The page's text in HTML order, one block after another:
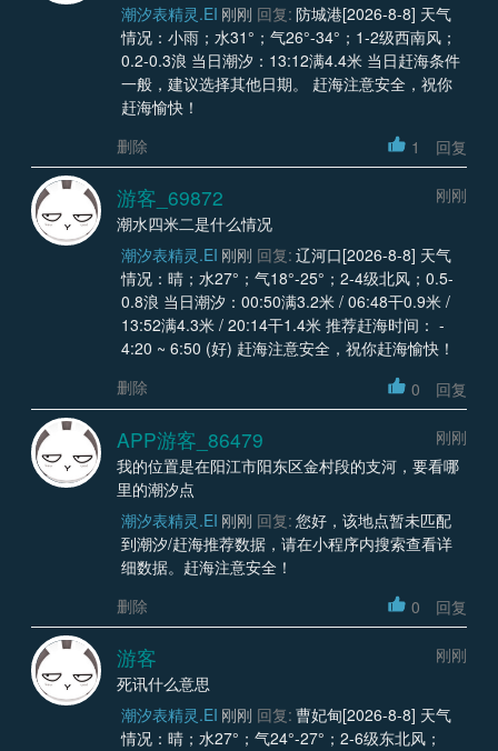
潮汐表精灵.EI 刚刚 回复: 防城港[2026-8-8] 天气
情况：小雨；水31°；气26°-34°；1-2级西南风；
0.2-0.3浪 当日潮汐：13:12满4.4米 当日赶海条件
一般，建议选择其他日期。 赶海注意安全，祝你
赶海愉快！
删除
1 回复
游客_69872
刚刚
潮水四米二是什么情况
潮汐表精灵.EI 刚刚 回复: 辽河口[2026-8-8] 天气
情况：晴；水27°；气18°-25°；2-4级北风；0.5-
0.8浪 当日潮汐：00:50满3.2米 / 06:48干0.9米 /
13:52满4.3米 / 20:14干1.4米 推荐赶海时间： -
4:20 ~ 6:50 (好) 赶海注意安全，祝你赶海愉快！
删除
0 回复
APP游客_86479
刚刚
我的位置是在阳江市阳东区金村段的支河，要看哪
里的潮汐点
潮汐表精灵.EI 刚刚 回复: 您好，该地点暂未匹配
到潮汐/赶海推荐数据，请在小程序内搜索查看详
细数据。赶海注意安全！
删除
0 回复
游客
刚刚
死讯什么意思
潮汐表精灵.EI 刚刚 回复: 曹妃甸[2026-8-8] 天气
情况：晴；水27°；气24°-27°；2-6级东北风；